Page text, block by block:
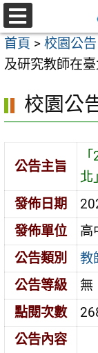
跳
至
主
要
容
選
單
首頁 > 校園公告
及研究教師在
校園公
公告主旨
北
發佈日期
發佈單位
高
公告類別
教
公告等級
無
點閱次數
公告內容